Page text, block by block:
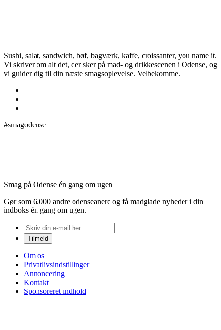
Sushi, salat, sandwich, bøf, bagværk, kaffe, croissanter, you name it.
Vi skriver om alt det, der sker på mad- og drikkescenen i Odense, og
vi guider dig til din næste smagsoplevelse. Velbekomme.
#smagodense
Smag på Odense én gang om ugen
Gør som 6.000 andre odenseanere og få madglade nyheder i din
indboks én gang om ugen.
Om os
Privatlivsindstillinger
Annoncering
Kontakt
Sponsoreret indhold